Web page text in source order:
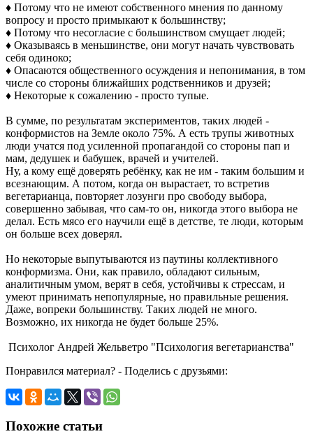
♦ Потому что не имеют собственного мнения по данному
вопросу и просто примыкают к большинству;
♦ Потому что несогласие с большинством смущает людей;
♦ Оказываясь в меньшинстве, они могут начать чувствовать
себя одиноко;
♦ Опасаются общественного осуждения и непонимания, в том
числе со стороны ближайших родственников и друзей;
♦ Некоторые к сожалению - просто тупые.
В сумме, по результатам экспериментов, таких людей -
конформистов на Земле около 75%. А есть трупы животных
люди учатся под усиленной пропагандой со стороны пап и
мам, дедушек и бабушек, врачей и учителей.
Ну, а кому ещё доверять ребёнку, как не им - таким большим и
всезнающим. А потом, когда он вырастает, то встретив
вегетарианца, повторяет лозунги про свободу выбора,
совершенно забывая, что сам-то он, никогда этого выбора не
делал. Есть мясо его научили ещё в детстве, те люди, которым
он больше всех доверял.
Но некоторые выпутываются из паутины коллективного
конформизма. Они, как правило, обладают сильным,
аналитичным умом, верят в себя, устойчивы к стрессам, и
умеют принимать непопулярные, но правильные решения.
Даже, вопреки большинству. Таких людей не много.
Возможно, их никогда не будет больше 25%.
Психолог Андрей Жельветро "Психология вегетарианства"
Понравился материал? - Поделись с друзьями:
Похожие статьи